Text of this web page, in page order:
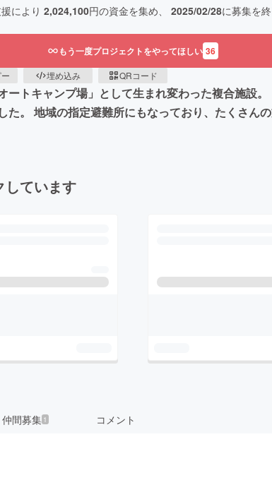
により 2,024,100円の資金を集め、 2025/02/28に募集を
もう一度プロジェクトをやってほしい 36
埋め込み QRコード
トキャンプ場」として生まれ変わった複合施設
た。 地域の指定避難所にもなっており、たくさん
しています
仲間募集 1 コメント